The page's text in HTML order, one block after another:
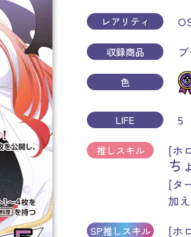
レアリティ
収録商品
色
LIFE 5
推しスキル [ホ
ち
[タ
加
SP推しスキル [ホ